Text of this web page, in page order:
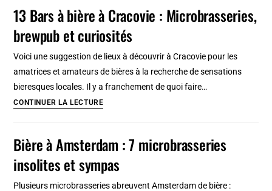
et
beaux
bière
à
et
quartier
13 Bars à bière à Cracovie : Microbrasseries,
brewpub et curiosités
Voici une suggestion de lieux à découvrir à Cracovie pour les
amatrices et amateurs de bières à la recherche de sensations
bieresques locales. Il y a franchement de quoi faire…
CONTINUER LA LECTURE13
bière
à
Cracovie
Bière à Amsterdam : 7 microbrasseries
insolites et sympas
Plusieurs microbrasseries abreuvent Amsterdam de bière :